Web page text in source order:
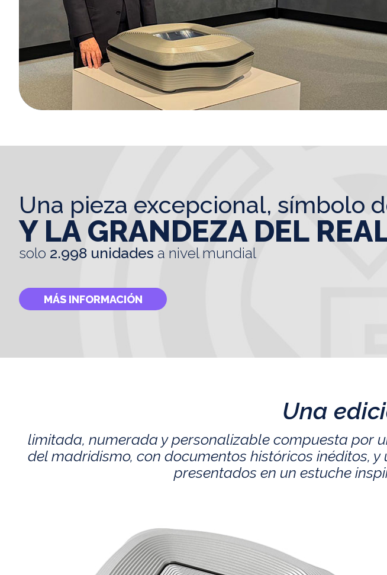
una pieza excepcional, símbolo
Y LA GRANDEZA DEL
solo 2.998 unidades a nivel mundial
MÁS INFORMACIÓN
Una
limitada, numerada y personalizable compuesta por
del madridismo, con documentos históricos inéditos,
presentados en un estuche